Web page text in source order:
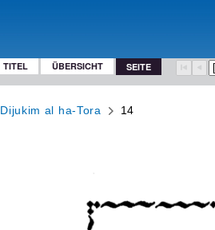
TITEL ÜBERSICHT SEITE
Dijukim al ha-Tora 14